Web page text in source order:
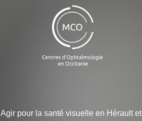
Agir pour la santé visuelle en Hérault et